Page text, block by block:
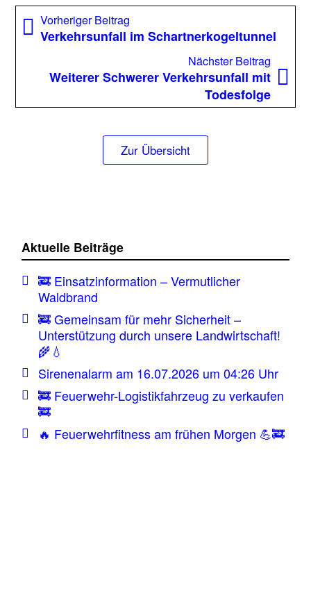
Beitragsnavigation
Vorheriger Beitrag
Beitrag:
Verkehrsunfall im Schartnerkogeltunnel
Nächster Beitrag
Weiterer Schwerer Verkehrsunfall mit
Todesfolge
Zur Übersicht
Aktuelle Beiträge
🚒 Einsatzinformation – Vermutlicher
Waldbrand
🚒 Gemeinsam für mehr Sicherheit –
Unterstützung durch unsere Landwirtschaft!
🌾💧
Sirenenalarm am 16.07.2026 um 04:26 Uhr
🚒 Feuerwehr-Logistikfahrzeug zu verkaufen
🚒
🔥 Feuerwehrfitness am frühen Morgen 💪🚒